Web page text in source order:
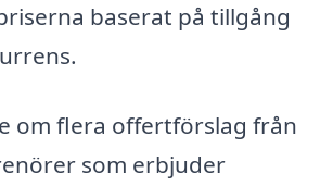
baserat på tillgång
om flera offertförslag från
som erbjuder